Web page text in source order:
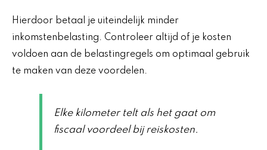
Hierdoor betaal je uiteindelijk minder
inkomstenbelasting. Controleer altijd of je kosten
voldoen aan de belastingregels om optimaal gebruik
te maken van deze voordelen.
Elke kilometer telt als het gaat om
fiscaal voordeel bij reiskosten.